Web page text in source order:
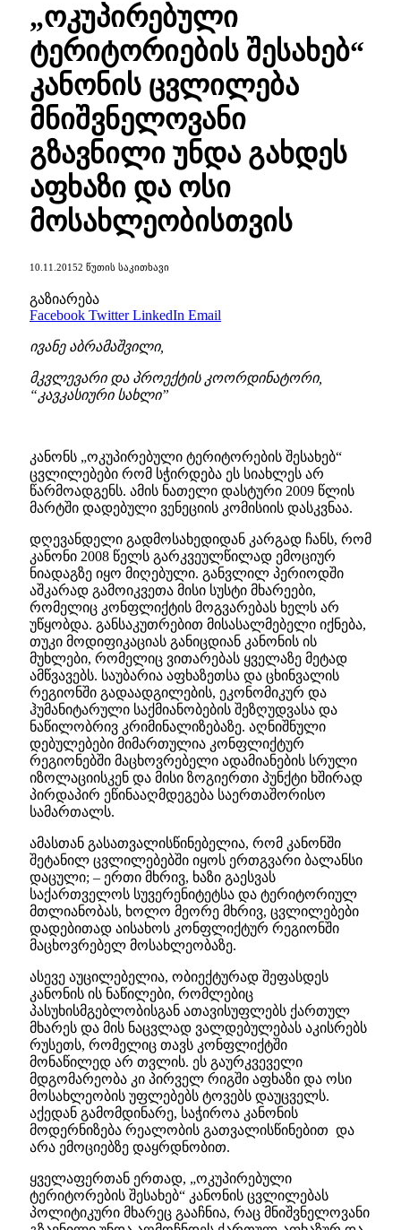
„ოკუპირებული
ტერიტორიების შესახებ“
კანონის ცვლილება
მნიშვნელოვანი
გზავნილი უნდა გახდეს
აფხაზი და ოსი
მოსახლეობისთვის
10.11.20152 ᲬᲣᲗᲘᲡ ᲡᲐᲙᲘᲗᲮᲐᲕᲘ
გაზიარება
Facebook Twitter LinkedIn Email
ივანე აბრამაშვილი,
მკვლევარი და პროექტის კოორდინატორი,
“კავკასიური სახლი”
კანონს „ოკუპირებული ტერიტორების შესახებ“
ცვლილებები რომ სჭირდება ეს სიახლეს არ
წარმოადგენს. ამის ნათელი დასტური 2009 წლის
მარტში დადებული ვენეციის კომისიის დასკვნაა.
დღევანდელი გადმოსახედიდან კარგად ჩანს, რომ
კანონი 2008 წელს გარკვეულწილად ემოციურ
ნიადაგზე იყო მიღებული. განვლილ პერიოდში
აშკარად გამოიკვეთა მისი სუსტი მხარეები,
რომელიც კონფლიქტის მოგვარებას ხელს არ
უწყობდა. განსაკუთრებით მისასალმებელი იქნება,
თუკი მოდიფიკაციას განიცდიან კანონის ის
მუხლები, რომელიც ვითარებას ყველაზე მეტად
ამწვავებს. საუბარია აფხაზეთსა და ცხინვალის
რეგიონში გადაადგილების, ეკონომიკურ და
ჰუმანიტარული საქმიანობების შეზღუდვასა და
ნაწილობრივ კრიმინალიზებაზე. აღნიშნული
დებულებები მიმართულია კონფლიქტურ
რეგიონებში მაცხოვრებელი ადამიანების სრული
იზოლაციისკენ და მისი ზოგიერთი პუნქტი ხშირად
პირდაპირ ეწინააღმდეგება საერთაშორისო
სამართალს.
ამასთან გასათვალისწინებელია, რომ კანონში
შეტანილ ცვლილებებში იყოს ერთგვარი ბალანსი
დაცული; – ერთი მხრივ, ხაზი გაესვას
საქართველოს სუვერენიტეტსა და ტერიტორიულ
მთლიანობას, ხოლო მეორე მხრივ, ცვლილებები
დადებითად აისახოს კონფლიქტურ რეგიონში
მაცხოვრებელ მოსახლეობაზე.
ასევე აუცილებელია, ობიექტურად შეფასდეს
კანონის ის ნაწილები, რომლებიც
პასუხისმგებლობისგან ათავისუფლებს ქართულ
მხარეს და მის ნაცვლად ვალდებულებას აკისრებს
რუსეთს, რომელიც თავს კონფლიქტში
მონაწილედ არ თვლის. ეს გაურკვეველი
მდგომარეობა კი პირველ რიგში აფხაზი და ოსი
მოსახლეობის უფლებებს ტოვებს დაუცველს.
აქედან გამომდინარე, საჭიროა კანონის
მოდერნიზება რეალობის გათვალისწინებით და
არა ემოციებზე დაყრდნობით.
ყველაფერთან ერთად, „ოკუპირებული
ტერიტორების შესახებ“ კანონის ცვლილებას
პოლიტიკური მხარეც გააჩნია, რაც მნიშვნელოვანი